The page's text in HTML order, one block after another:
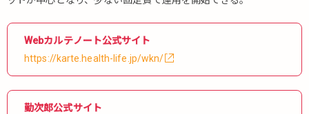
Webカルテノート公式サイト
https://karte.health-life.jp/wkn/
勤次郎公式サイト